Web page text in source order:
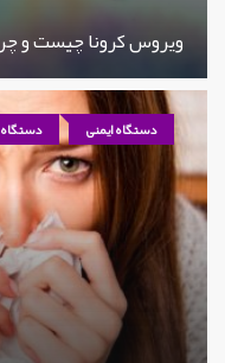
ویروس کرونا چیست و
دستگاه ایمنی